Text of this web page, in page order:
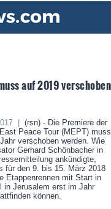
auf 2019 verschoben
|
(rsn) - Die Premiere der
Peace Tour (MEPT) muss
verschoben werden. Wie
Gerhard Schönbacher in
ankündigte,
für den 9. bis 15. März 2018
Etappenrennen mit Start in
in Jerusalem erst im Jahr
können.